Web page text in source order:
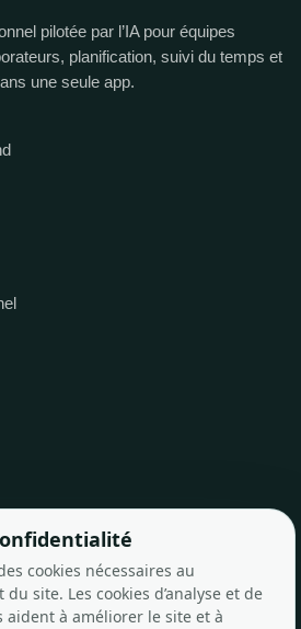
pilotée par l’IA pour équipes
planification, suivi du temps et
une seule app.
cookies nécessaires au
site. Les cookies d’analyse et de
aident à améliorer le site et à